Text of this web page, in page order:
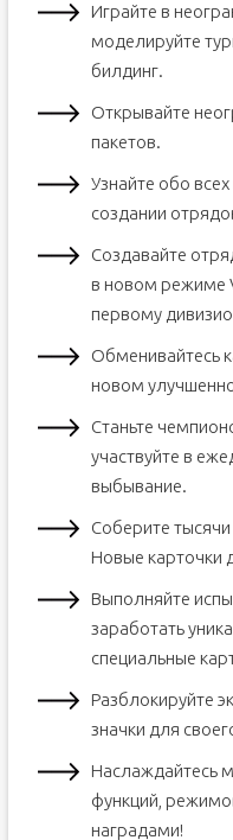
Играйте в
моделируйте
билдинг.
Открывайте
пакетов.
Узнайте обо всех
создании
Создавайте
в новом режиме
первому
Обменивайтесь
новом
Станьте
участвуйте в
выбывание.
Соберите
Новые карточки
Выполняйте
заработать
специальные
Разблокируйте
значки для
Наслаждайтесь
функций,
наградами!